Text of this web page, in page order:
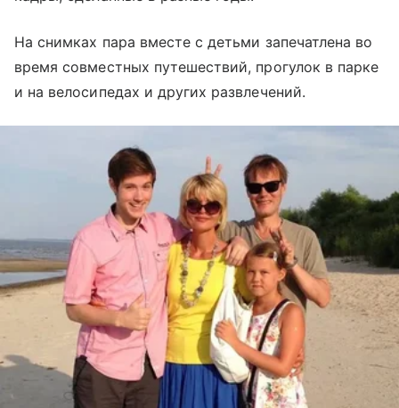
На снимках пара вместе с детьми запечатлена во
время совместных путешествий, прогулок в парке
и на велосипедах и других развлечений.